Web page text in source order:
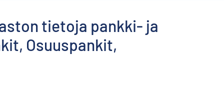
tietoja pankki- ja
Osuuspankit,